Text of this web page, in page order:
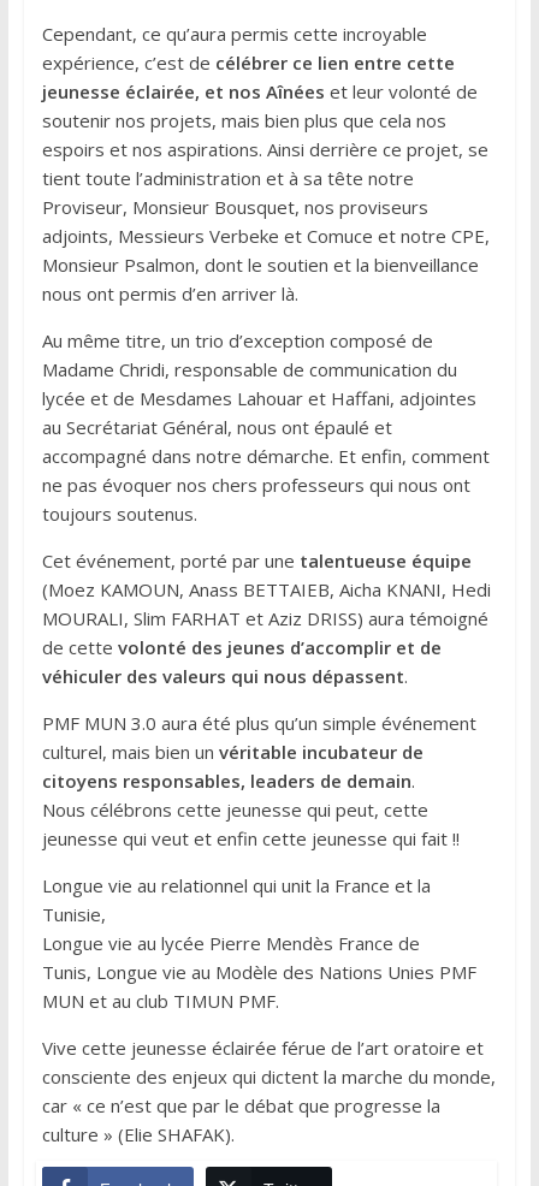
Cependant, ce qu’aura permis cette incroyable
expérience, c’est de célébrer ce lien entre cette
jeunesse éclairée, et nos Aînées et leur volonté de
soutenir nos projets, mais bien plus que cela nos
espoirs et nos aspirations. Ainsi derrière ce projet, se
tient toute l’administration et à sa tête notre
Proviseur, Monsieur Bousquet, nos proviseurs
adjoints, Messieurs Verbeke et Comuce et notre CPE,
Monsieur Psalmon, dont le soutien et la bienveillance
nous ont permis d’en arriver là.
Au même titre, un trio d’exception composé de
Madame Chridi, responsable de communication du
lycée et de Mesdames Lahouar et Haffani, adjointes
au Secrétariat Général, nous ont épaulé et
accompagné dans notre démarche. Et enfin, comment
ne pas évoquer nos chers professeurs qui nous ont
toujours soutenus.
Cet événement, porté par une talentueuse équipe
(Moez KAMOUN, Anass BETTAIEB, Aicha KNANI, Hedi
MOURALI, Slim FARHAT et Aziz DRISS) aura témoigné
de cette volonté des jeunes d’accomplir et de
véhiculer des valeurs qui nous dépassent.
PMF MUN 3.0 aura été plus qu’un simple événement
culturel, mais bien un véritable incubateur de
citoyens responsables, leaders de demain.
Nous célébrons cette jeunesse qui peut, cette
jeunesse qui veut et enfin cette jeunesse qui fait !!
Longue vie au relationnel qui unit la France et la
Tunisie,
Longue vie au lycée Pierre Mendès France de
Tunis, Longue vie au Modèle des Nations Unies PMF
MUN et au club TIMUN PMF.
Vive cette jeunesse éclairée férue de l’art oratoire et
consciente des enjeux qui dictent la marche du monde,
car « ce n’est que par le débat que progresse la
culture » (Elie SHAFAK).